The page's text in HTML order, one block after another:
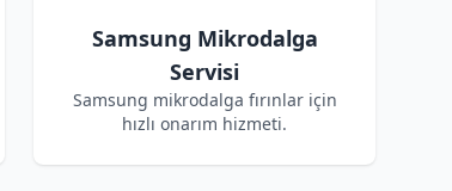
Samsung Mikrodalga
Servisi
Samsung mikrodalga fırınlar için
hızlı onarım hizmeti.